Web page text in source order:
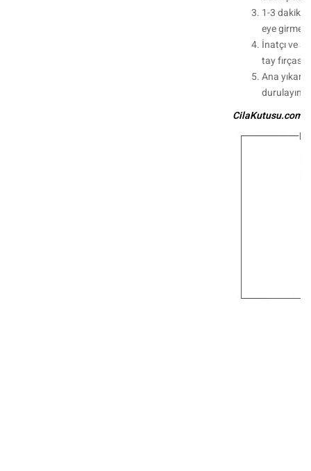
1-3 dakika
eye
İnatçı ve
tay fırçası
Ana
durulayın.
CilaKutusu.com